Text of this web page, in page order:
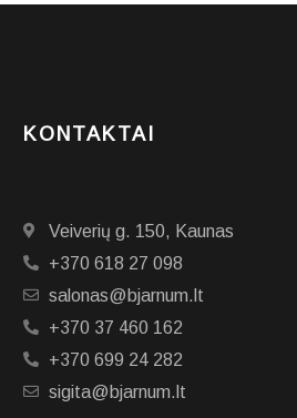
KONTAKTAI
Veiverių g. 150, Kaunas
+370 618 27 098
salonas@bjarnum.lt
+370 37 460 162
+370 699 24 282
sigita@bjarnum.lt